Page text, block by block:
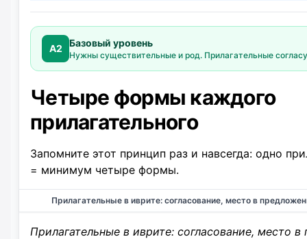
A2 Базовый уровень
Нужны существительные и род. Прилагательные
Четыре формы каждого
прилагательного
Запомните этот принцип раз и навсегда: одно
= минимум четыре формы.
Прилагательные в иврите: согласование, место в
Прилагательные в иврите: согласование, место